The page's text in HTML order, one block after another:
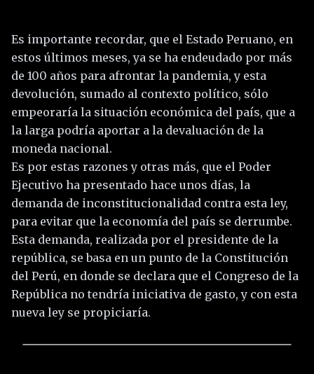
Es importante recordar, que el Estado Peruano, en
estos últimos meses, ya se ha endeudado por más
de 100 años para afrontar la pandemia, y esta
devolución, sumado al contexto político, sólo
empeoraría la situación económica del país, que a
la larga podría aportar a la devaluación de la
moneda nacional.
Es por estas razones y otras más, que el Poder
Ejecutivo ha presentado hace unos días, la
demanda de inconstitucionalidad contra esta ley,
para evitar que la economía del país se derrumbe.
Esta demanda, realizada por el presidente de la
república, se basa en un punto de la Constitución
del Perú, en donde se declara que el Congreso de la
República no tendría iniciativa de gasto, y con esta
nueva ley se propiciaría.